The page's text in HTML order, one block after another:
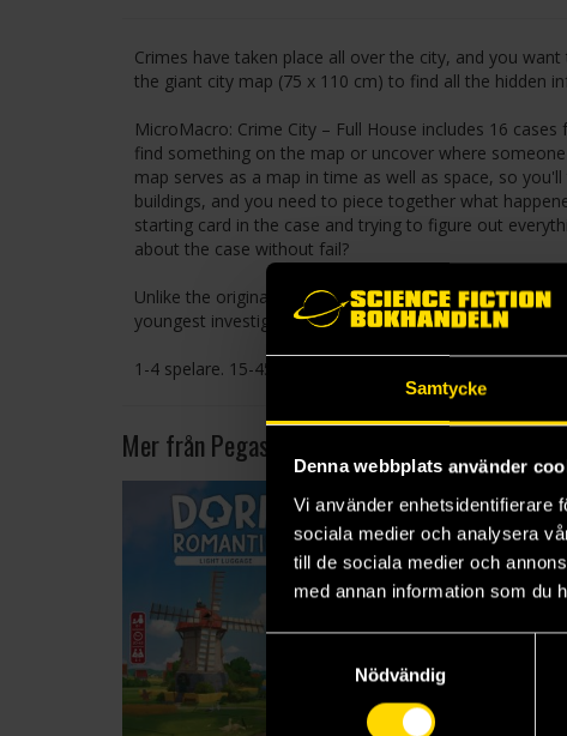
Samtycke
Denna webbplats använder
Vi använder enhetsidentifierare
sociala medier och analysera
till de sociala medier och
med annan information som du
Nödvändig
Crimes have taken place all over the city, and you
the giant city map (75 x 110 cm) to find all the hidden
MicroMacro: Crime City – Full House includes 16
find something on the map or uncover where
map serves as a map in time as well as space, so
buildings, and you need to piece together what
starting card in the case and trying to figure out
about the case without fail?
Unlike the original MicroMacro: Crime City, Full House
youngest investigators are cleared to research.
1-4 spelare. 15-45 min. 12+ år.
Mer från Pegasus Spiele